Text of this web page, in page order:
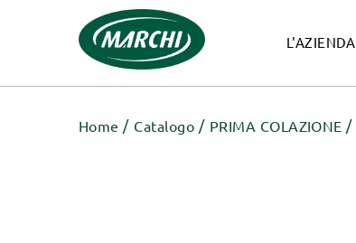
L'AZIENDA
Home Catalogo PRIMA COLAZIONE